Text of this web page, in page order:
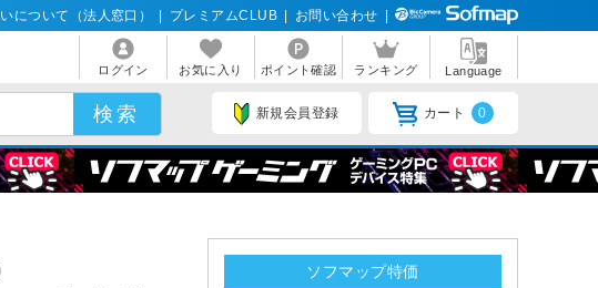
について（法人窓口） プレミアムCLUB お問い合わせ
ログイン お気に入り ポイント確認 ランキング Language
新規会員登録 カート 0
ソフマップ特価